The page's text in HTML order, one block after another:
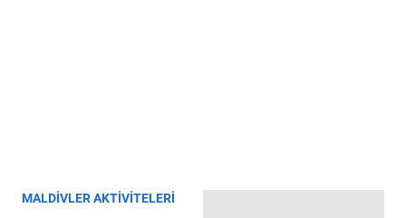
MALDIVLER AKTIVITELERI